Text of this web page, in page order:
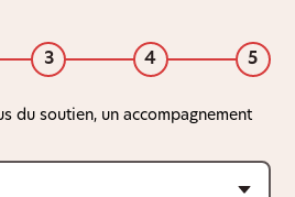
3 4 5
du soutien, un accompagnement